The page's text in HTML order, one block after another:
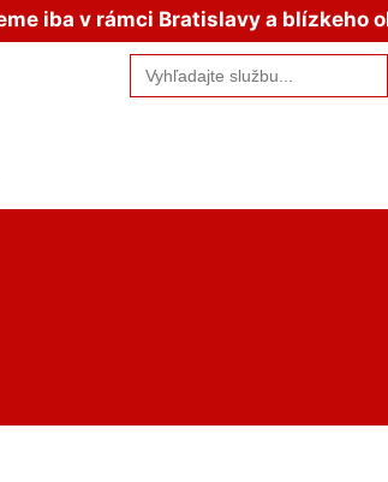
iba v rámci Bratislavy a blízkeho
Search
for: